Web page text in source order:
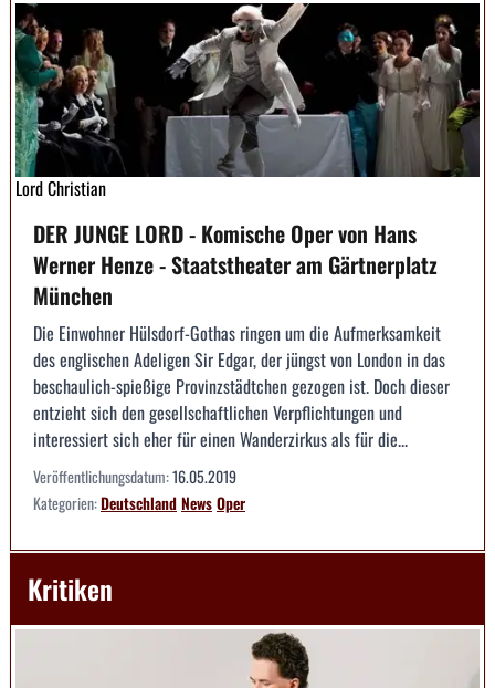
Lord Christian
DER JUNGE LORD - Komische Oper von Hans
Werner Henze - Staatstheater am Gärtnerplatz
München
Die Einwohner Hülsdorf-Gothas ringen um die Aufmerksamkeit
des englischen Adeligen Sir Edgar, der jüngst von London in das
beschaulich-spießige Provinzstädtchen gezogen ist. Doch dieser
entzieht sich den gesellschaftlichen Verpflichtungen und
interessiert sich eher für einen Wanderzirkus als für die...
Veröffentlichungsdatum:16.05.2019
Kategorien:DeutschlandNewsOper
Kritiken